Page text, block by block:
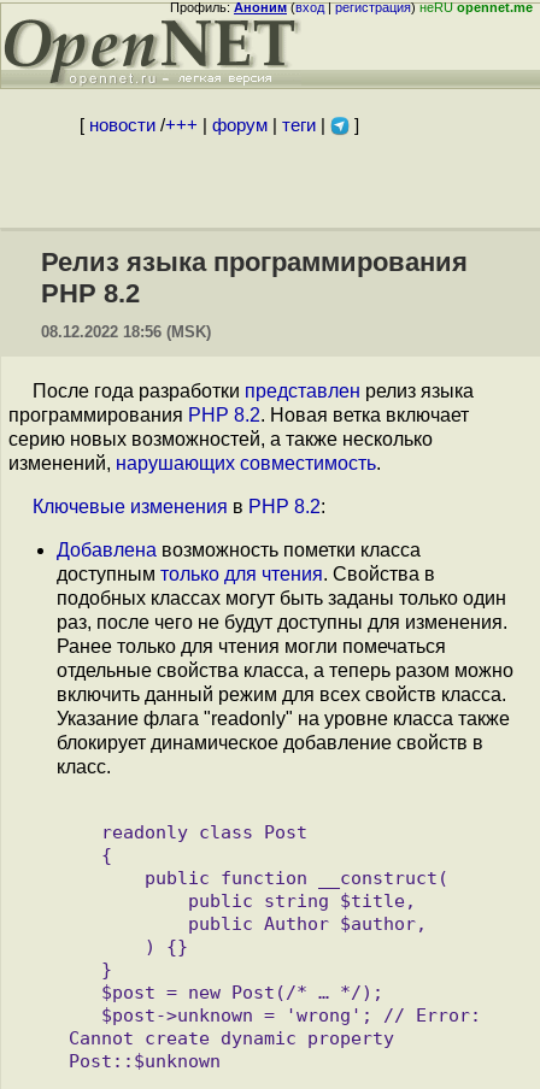
Профиль:Аноним(вход|регистрация)неRUopennet.me
[ новости/+++ форум| теги| ]
Релиз языка программирования
PHP 8.2
08.12.2022 18:56 (MSK)
После года разработки представлен релиз языка
программирования PHP 8.2. Новая ветка включает
серию новых возможностей, а также несколько
изменений, нарушающих совместимость.
Ключевые изменения в PHP 8.2:
Добавлена возможность пометки класса
доступным только для чтения. Свойства в
подобных классах могут быть заданы только один
раз, после чего не будут доступны для изменения.
Ранее только для чтения могли помечаться
отдельные свойства класса, а теперь разом можно
включить данный режим для всех свойств класса.
Указание флага "readonly" на уровне класса также
блокирует динамическое добавление свойств в
класс.
Cannot create dynamic property